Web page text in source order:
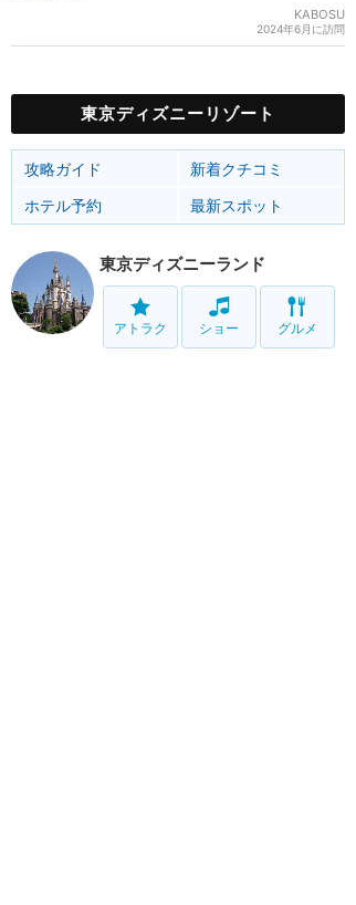
KABOSU
2024年6月に訪問
東京ディズニーリゾート
攻略ガイド
新着クチコミ
ホテル予約
最新スポット
東京ディズニーランド
アトラク ショー グルメ